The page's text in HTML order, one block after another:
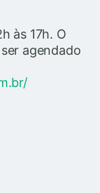
às 17h. O
agendado